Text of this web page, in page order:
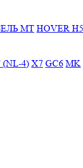
МТ HOVER
(NL-4) X7 GC6 MK